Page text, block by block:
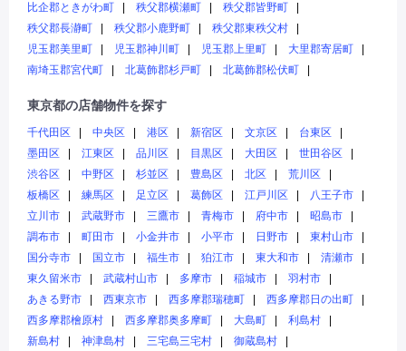
比企郡ときがわ町
秩父郡横瀬町
秩父郡皆野町
秩父郡長瀞町
秩父郡小鹿野町
秩父郡東秩父村
児玉郡美里町
児玉郡神川町 児玉郡上里町
大里郡寄居町
南埼玉郡宮代町
北葛飾郡杉戸町 北葛飾郡松伏町
東京都の店舗物件を探す
千代田区 中央区 港区 新宿区 文京区
台東区
墨田区
江東区 品川区 目黒区 大田区
世田谷区
渋谷区
中野区 杉並区 豊島区 北区
荒川区
板橋区
練馬区 足立区 葛飾区 江戸川区
八王子市
立川市
武蔵野市 三鷹市 青梅市 府中市
昭島市
調布市
町田市 小金井市 小平市 日野市
東村山市
国分寺市
国立市 福生市 狛江市 東大和市
清瀬市
東久留米市
武蔵村山市 多摩市 稲城市
羽村市
あきる野市
西東京市 西多摩郡瑞穂町
西多摩郡日の出町
西多摩郡檜原村
西多摩郡奥多摩町 大島町
利島村
新島村
神津島村 三宅島三宅村
御蔵島村